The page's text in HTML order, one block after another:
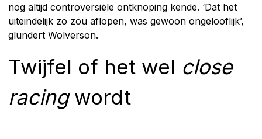
nog altijd controversiële ontknoping kende. ‘Dat het
uiteindelijk zo zou aflopen, was gewoon ongelooflijk’,
glundert Wolverson.
Twijfel of het wel close
racingwordt